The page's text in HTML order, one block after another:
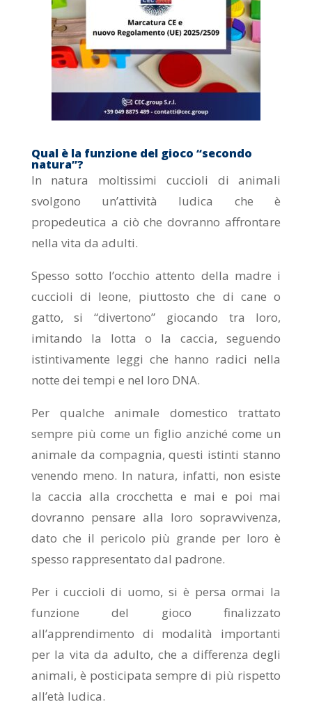
Qual è la funzione del gioco “secondo
natura”?
In natura moltissimi cuccioli di animali
svolgono un’attività ludica che è
propedeutica a ciò che dovranno affrontare
nella vita da adulti.
Spesso sotto l’occhio attento della madre i
cuccioli di leone, piuttosto che di cane o
gatto, si “divertono” giocando tra loro,
imitando la lotta o la caccia, seguendo
istintivamente leggi che hanno radici nella
notte dei tempi e nel loro DNA.
Per qualche animale domestico trattato
sempre più come un figlio anziché come un
animale da compagnia, questi istinti stanno
venendo meno. In natura, infatti, non esiste
la caccia alla crocchetta e mai e poi mai
dovranno pensare alla loro sopravvivenza,
dato che il pericolo più grande per loro è
spesso rappresentato dal padrone.
Per i cuccioli di uomo, si è persa ormai la
funzione del gioco finalizzato
all’apprendimento di modalità importanti
per la vita da adulto, che a differenza degli
animali, è posticipata sempre di più rispetto
all’età ludica.